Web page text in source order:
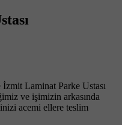
Laminat Parke Ustası
ve işimizin arkasında
acemi ellere teslim